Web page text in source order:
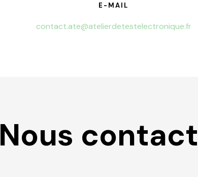
E-MAIL
contact.ate@atelierdetestelectronique.fr
Nous